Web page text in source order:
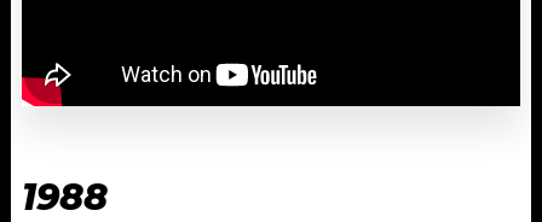
1988